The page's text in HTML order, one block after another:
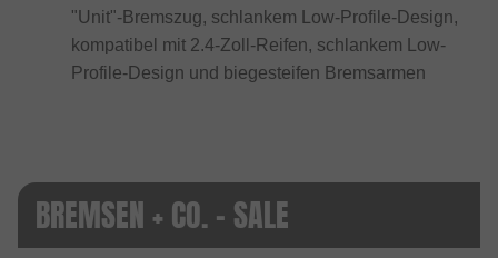
"Unit"-Bremszug, schlankem Low-Profile-Design,
kompatibel mit 2.4-Zoll-Reifen, schlankem Low-
Profile-Design und biegesteifen Bremsarmen
BREMSEN + CO. - SALE